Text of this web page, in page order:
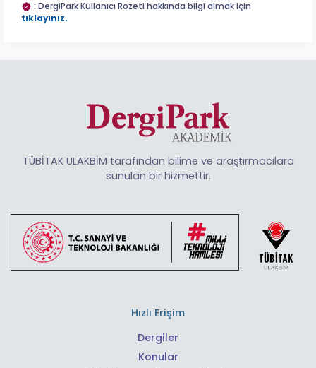
: DergiPark Kullanıcı Rozeti hakkında bilgi almak için
tıklayınız.
TÜBİTAK ULAKBİM tarafından bilime ve araştırmacılara
sunulan bir hizmettir.
Hızlı Erişim
Dergiler
Konular